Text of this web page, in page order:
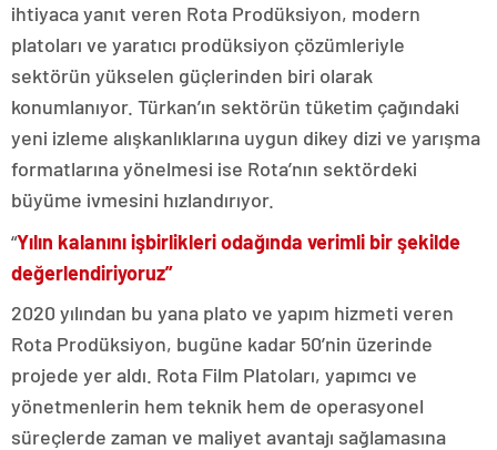
ihtiyaca yanıt veren Rota Prodüksiyon, modern
platoları ve yaratıcı prodüksiyon çözümleriyle
sektörün yükselen güçlerinden biri olarak
konumlanıyor. Türkan’ın sektörün tüketim çağındaki
yeni izleme alışkanlıklarına uygun dikey dizi ve yarışma
formatlarına yönelmesi ise Rota’nın sektördeki
büyüme ivmesini hızlandırıyor.
“Yılın kalanını işbirlikleri odağında verimli bir şekilde
değerlendiriyoruz”
2020 yılından bu yana plato ve yapım hizmeti veren
Rota Prodüksiyon, bugüne kadar 50’nin üzerinde
projede yer aldı. Rota Film Platoları, yapımcı ve
yönetmenlerin hem teknik hem de operasyonel
süreçlerde zaman ve maliyet avantajı sağlamasına